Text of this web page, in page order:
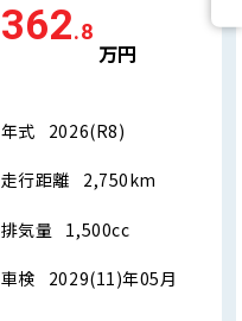
362.8
万円
年式 2026(R8)
走行距離 2,750km
排気量 1,500cc
車検 2029(11)年05月